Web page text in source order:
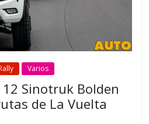
Varios
12 Sinotruk Bolden
de La Vuelta